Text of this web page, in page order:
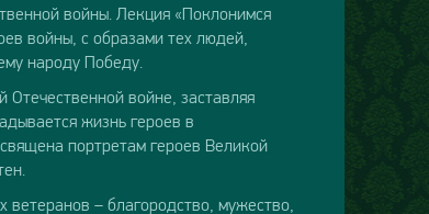
войны. Лекция «Поклонимся
войны, с образами тех людей,
народу Победу.
войне, заставляя
жизнь героев в
портретам героев Великой
– благородство, мужество,